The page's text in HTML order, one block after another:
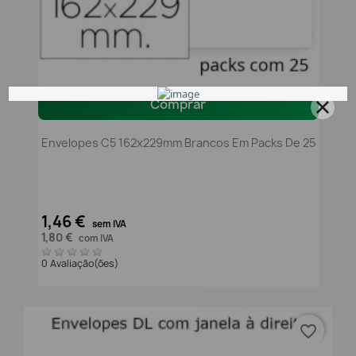
Comprar
Envelopes C5 162x229mm Brancos Em Packs De 25
1,46 € sem IVA
1,80 € com IVA
0 Avaliação(ões)
favorite_border